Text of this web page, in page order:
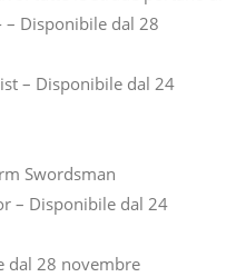
Disponibile dal 28
– Disponibile dal 24
Swordsman
– Disponibile dal 24
dal 28 novembre